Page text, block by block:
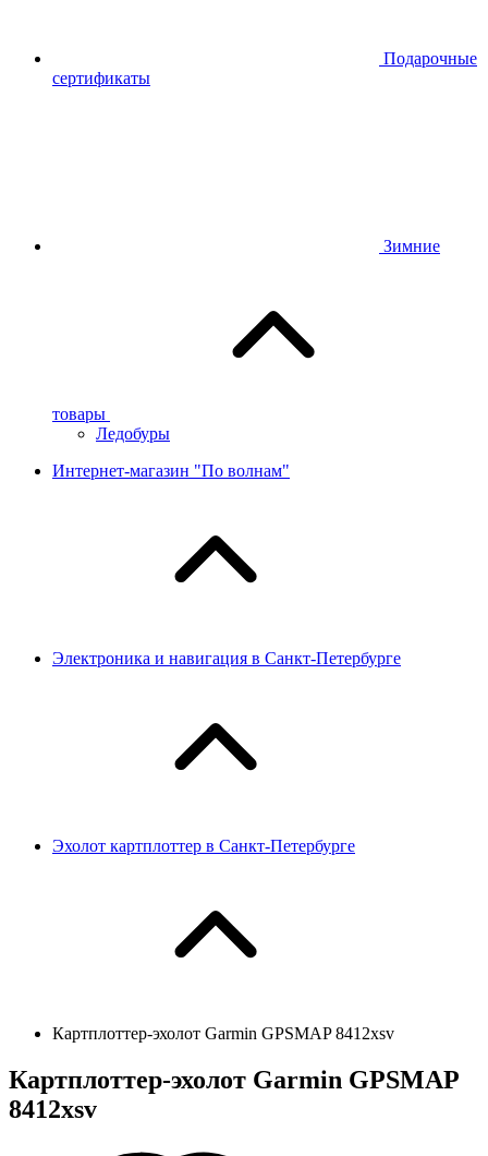
Подарочные
сертификаты
Зимние
товары
Ледобуры
Интернет-магазин "По волнам"
Электроника и навигация в Санкт-Петербурге
Эхолот картплоттер в Санкт-Петербурге
Картплоттер-эхолот Garmin GPSMAP 8412xsv
Картплоттер-эхолот Garmin GPSMAP
8412xsv